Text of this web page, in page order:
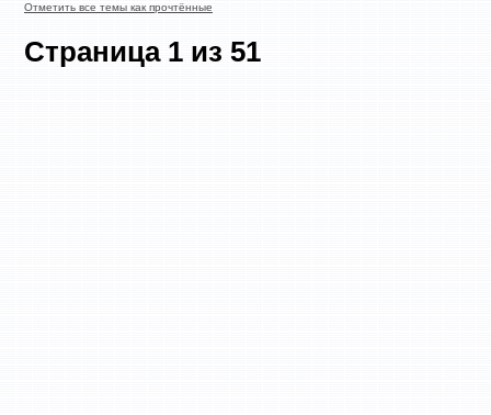
Отметить все темы как прочтённые
Страница 1 из 51